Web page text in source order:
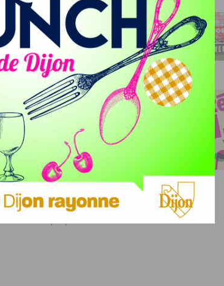
marquages au sol, de
.
particulier indiquant la bonne
jusqu’au 9 octobre. Vous
de devoir
y répondre sur le site